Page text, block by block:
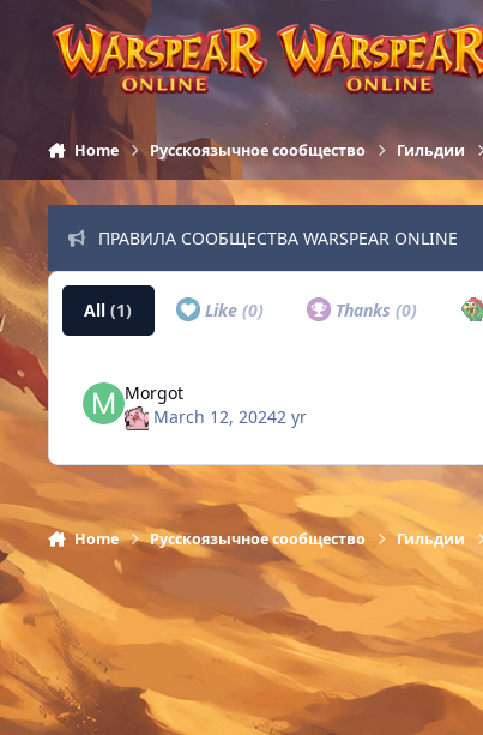
Skip to content
Home Русскоязычное сообщество Гильдии
ПРАВИЛА СООБЩЕСТВА WARSPEAR ONLINE
All(1) Like (0) Thanks(0)
Morgot
March 12, 20242 yr
Home Русскоязычное сообщество Гильдии